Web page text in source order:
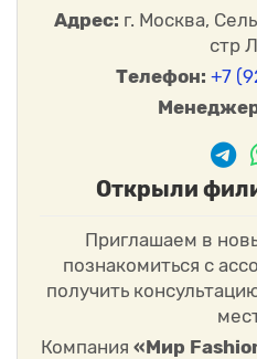
быстро укомплектуем заказ
FAQ — популярные
Отпускаете ли вы на отрез?
по вашему запросу, а также
Да,
условия для регулярных
«Заказать образец» —
Адрес: г. Москва,
стр
Телефон: +7
Открыли
Приглашаем в
познакомиться с
получить
Компания «Мир